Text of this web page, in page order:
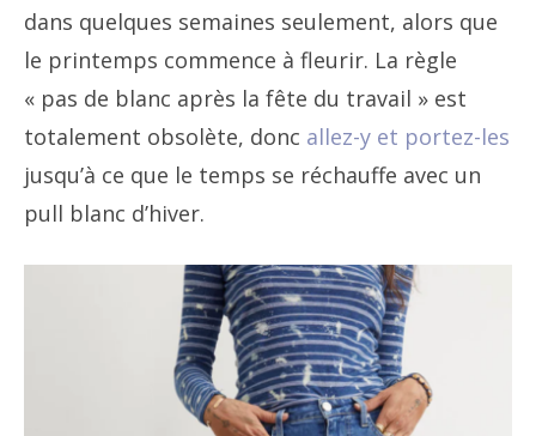
dans quelques semaines seulement, alors que
le printemps commence à fleurir. La règle
« pas de blanc après la fête du travail » est
totalement obsolète, donc allez-y et portez-les
jusqu’à ce que le temps se réchauffe avec un
pull blanc d’hiver.